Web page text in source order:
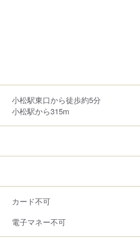
小松駅東口から徒歩約5分
小松駅から315m
カード不可
電子マネー不可